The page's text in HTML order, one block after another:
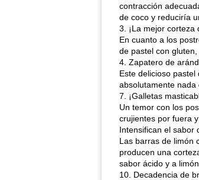
contracción
de coco y reduciría
3. ¡La mejor corteza
En cuanto a los
de pastel con
4. Zapatero de
Este delicioso
absolutamente nada
7. ¡Galletas
Un temor con los
crujientes por fuera
Intensifican el sabor
Las barras de limón
producen una
sabor ácido y a
10. Decadencia de